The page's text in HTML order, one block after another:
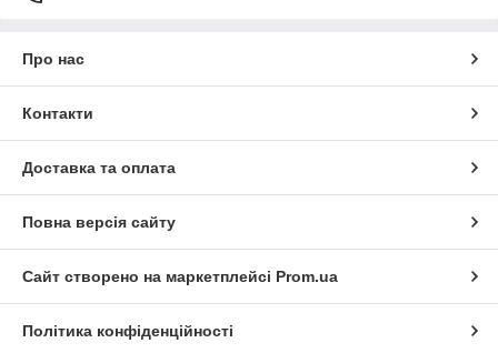
Про нас
Контакти
Доставка та оплата
Повна версія сайту
Сайт створено на маркетплейсі Prom.ua
Політика конфіденційності